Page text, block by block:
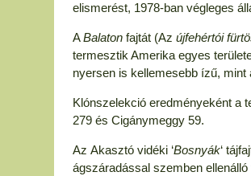
elismerést, 1978-ban végleges
ABalatonfajtát (Az újfehértói
termesztik Amerika egyes
nyersen is kellemesebb ízű, mint
Klónszelekció eredményeként a
279 és Cigánymeggy 59.
Az Akasztó vidéki‘Bosnyák‘
ágszáradással szemben ellenálló